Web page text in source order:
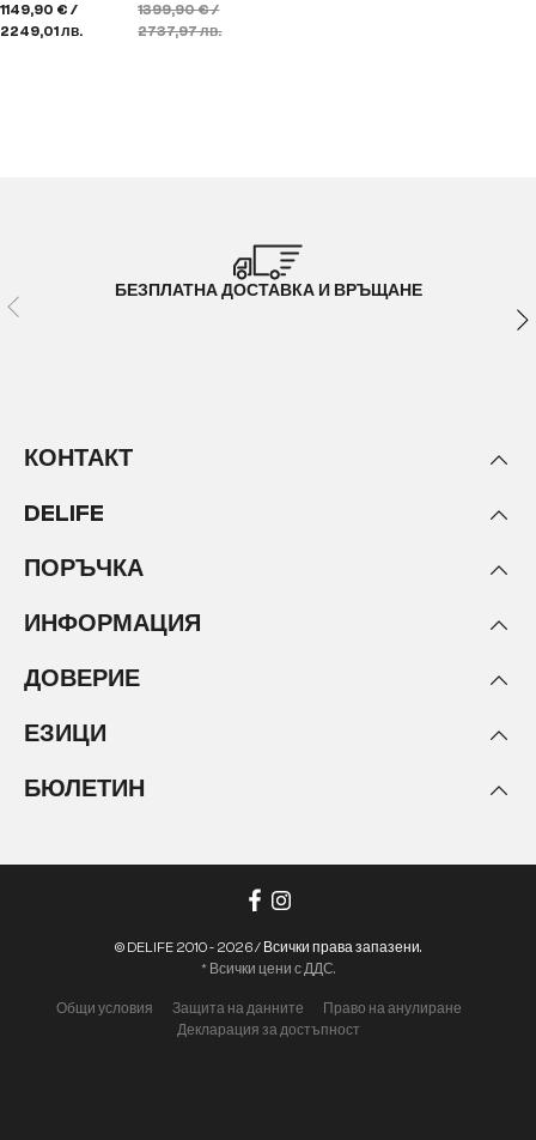
1149,90 € /
2249,01 лв.
1399,90 € /
2737,97 лв.
БЕЗПЛАТНА ДОСТАВКА И ВРЪЩАНЕ
КОНТАКТ
DELIFE
ПОРЪЧКА
ИНФОРМАЦИЯ
ДОВЕРИЕ
ЕЗИЦИ
БЮЛЕТИН
Общи условия Защита на данните
Право на анулиране
Декларация за достъпност
© DELIFE 2010 - 2026 / Всички права запазени.
* Всички цени с ДДС.